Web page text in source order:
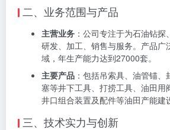
二、业务范围与产品
主营业务 ：公司专注于为石油钻
研发、加工、销售与服务。产品广
域，年生产能力达到27000套。
主要产品 ：包括吊索具、油管锚
塞等井下工具、打捞工具、油田用
井口组合装置及配件等油田产能建
三、技术实力与创新